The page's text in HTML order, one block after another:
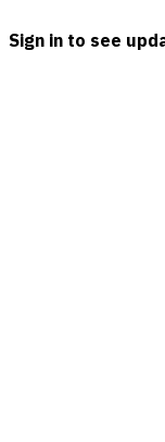
Sign in to see